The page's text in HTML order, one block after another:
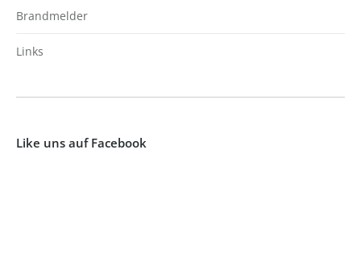
Brandmelder
Links
Like uns auf Facebook